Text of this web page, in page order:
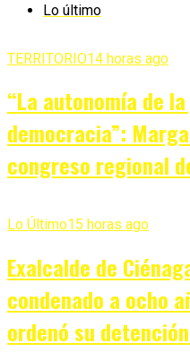
Lo último
TERRITORIO14 horas ago
“La autonomía de
democracia”:
congreso regional
Lo Último15 horas ago
Exalcalde de
condenado a ocho
ordenó su